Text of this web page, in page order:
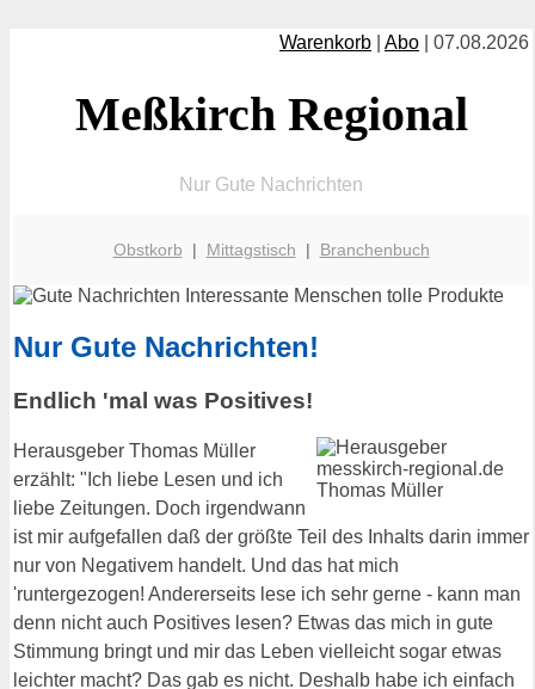
Warenkorb Abo | 07.08.2026
Meßkirch Regional
Nur Gute Nachrichten
Obstkorb | Mittagstisch | Branchenbuch
Nur Gute Nachrichten!
Endlich 'mal was Positives!
Herausgeber Thomas Müller
erzählt: "Ich liebe Lesen und ich
liebe Zeitungen. Doch irgendwann
ist mir aufgefallen daß der größte Teil des Inhalts darin immer
nur von Negativem handelt. Und das hat mich
'runtergezogen! Andererseits lese ich sehr gerne - kann man
denn nicht auch Positives lesen? Etwas das mich in gute
Stimmung bringt und mir das Leben vielleicht sogar etwas
leichter macht? Das gab es nicht. Deshalb habe ich einfach